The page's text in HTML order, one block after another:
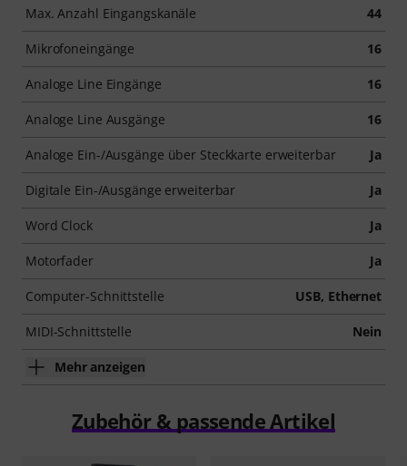
Max. Anzahl Eingangskanäle 44
Mikrofoneingänge 16
Analoge Line Eingänge 16
Analoge Line Ausgänge 16
Analoge Ein-/Ausgänge über Steckkarte erweiterbar Ja
Digitale Ein-/Ausgänge erweiterbar Ja
Word Clock Ja
Motorfader Ja
Computer-Schnittstelle USB, Ethernet
MIDI-Schnittstelle Nein
Mehr anzeigen
Zubehör & passende Artikel